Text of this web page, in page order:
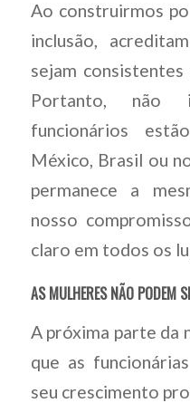
Ao construirmos
inclusão,
sejam
Portanto, não
funcionários
México, Brasil ou
permanece a
nosso
claro em todos os
AS MULHERES NÃO PODEM
A próxima parte da
que as
seu crescimento